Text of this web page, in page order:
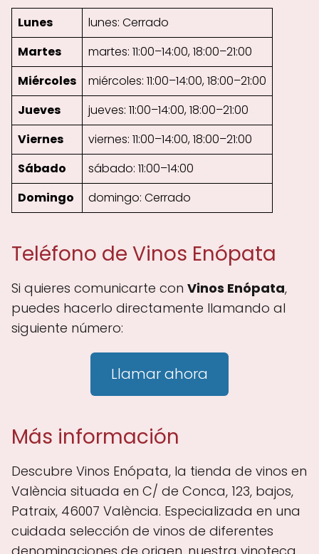
Lunes
lunes: Cerrado
Martes
martes: 11:00–14:00, 18:00–21:00
Miércoles
miércoles: 11:00–14:00, 18:00–21:00
Jueves
jueves: 11:00–14:00, 18:00–21:00
Viernes
viernes: 11:00–14:00, 18:00–21:00
Sábado
sábado: 11:00–14:00
Domingo
domingo: Cerrado
Teléfono de Vinos Enópata
Si quieres comunicarte con Vinos Enópata,
puedes hacerlo directamente llamando al
siguiente número:
Llamar ahora
Más información
Descubre Vinos Enópata, la tienda de vinos en
València situada en C/ de Conca, 123, bajos,
Patraix, 46007 València. Especializada en una
cuidada selección de vinos de diferentes